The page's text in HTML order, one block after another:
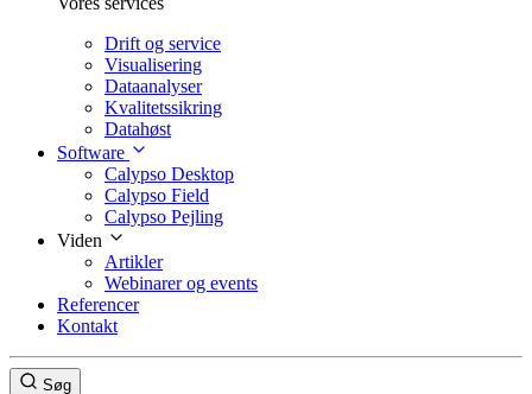
Drift og service
Visualisering
Dataanalyser
Kvalitetssikring
Datahøst
Software
Calypso Desktop
Calypso Field
Calypso Pejling
Viden
Artikler
Webinarer og events
Referencer
Kontakt
Søg